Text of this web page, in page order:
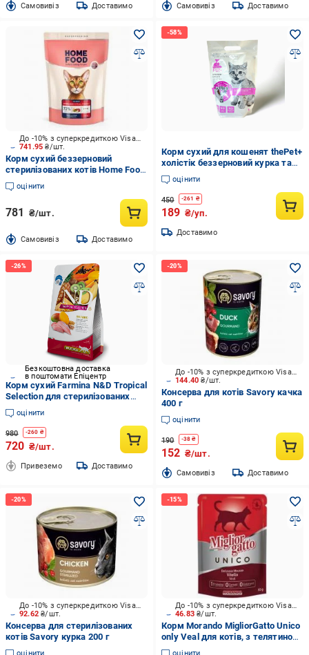
Cамовивіз Доставимо Cамовивіз Доставимо
741.95₴/шт.
До -10% з суперкредиткою Visa Вигода
Корм сухий беззерновий
стерилізованих котів Home Food
Качка та груша Grain-free
hypoallergenic. Suitable for exot
оцінити
781 ₴/шт.
Cамовивіз Доставимо
Корм сухий для кошенят thePet+
холістік беззерновий курка та
качка 1 кг (2051)
оцінити
450 -261 ₴
189 ₴/уп.
Доставимо
Безкоштовна доставка
в поштомати Епіцентр
Корм сухий Farmina N&D Tropical
Selection для стерилізованих
котів з куркою та тропічними
фруктами 1,5 кг (34175670)
оцінити
980 -260 ₴
720 ₴/шт.
Привеземо Доставимо
144.40₴/шт.
До -10% з суперкредиткою Visa Вигода
Консерва для котів Savory качка
400 г
оцінити
190 -38 ₴
152 ₴/шт.
Cамовивіз Доставимо
92.62₴/шт.
До -10% з суперкредиткою Visa Вигода
Консерва для стерилізованих
котів Savory курка 200 г
46.83₴/шт.
До -10% з суперкредиткою Visa Вигода
Корм Morando MigliorGatto Unico
only Veal для котів, з телятиною
85 г